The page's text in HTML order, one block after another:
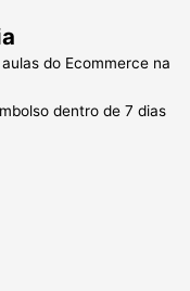
do Ecommerce na
dentro de 7 dias